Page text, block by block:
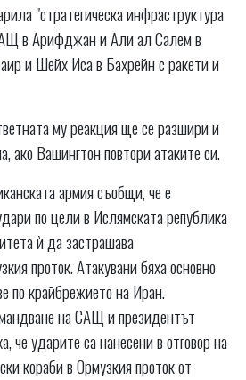
"стратегическа инфраструктура
в Арифджан и Али ал Салем в
и Шейх Иса в Бахрейн с ракети и
му реакция ще се разшири и
ако Вашингтон повтори атаките си.
армия съобщи, че е
по цели в Ислямската република
ѝ да застрашава
проток. Атакувани бяха основно
по крайбрежието на Иран.
на САЩ и президентът
ударите са нанесени в отговор на
кораби в Ормузкия проток от